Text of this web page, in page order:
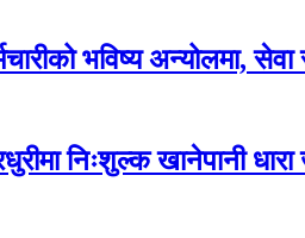
भविष्य अन्योलमा, सेवा
निःशुल्क खानेपानी